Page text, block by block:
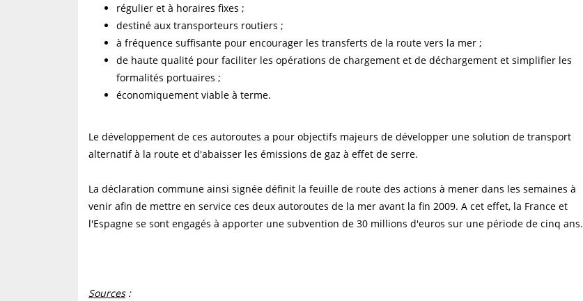
régulier et à horaires fixes ;
destiné aux transporteurs routiers ;
à fréquence suffisante pour encourager les transferts de la route vers la mer ;
de haute qualité pour faciliter les opérations de chargement et de déchargement et simplifier les
formalités portuaires ;
économiquement viable à terme.
Le développement de ces autoroutes a pour objectifs majeurs de développer une solution de transport
alternatif à la route et d'abaisser les émissions de gaz à effet de serre.
La déclaration commune ainsi signée définit la feuille de route des actions à mener dans les semaines à
venir afin de mettre en service ces deux autoroutes de la mer avant la fin 2009. A cet effet, la France et
l'Espagne se sont engagés à apporter une subvention de 30 millions d'euros sur une période de cinq ans.
Sources: